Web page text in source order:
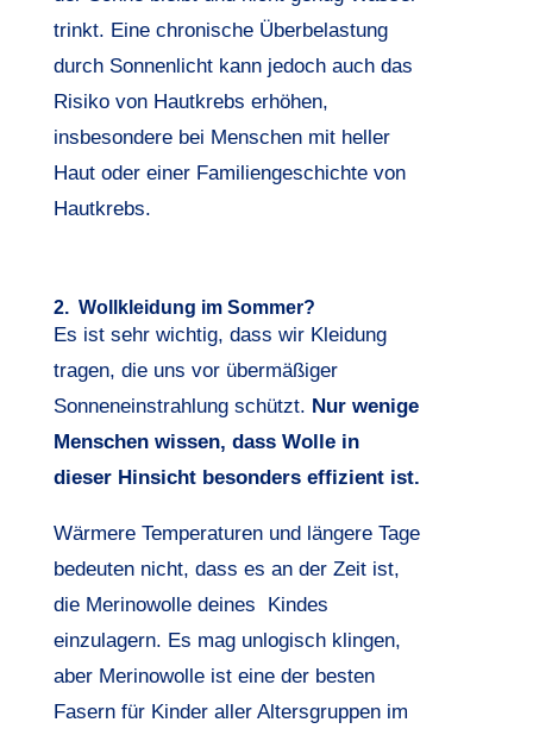
trinkt. Eine chronische Überbelastung
durch Sonnenlicht kann jedoch auch das
Risiko von Hautkrebs erhöhen,
insbesondere bei Menschen mit heller
Haut oder einer Familiengeschichte von
Hautkrebs.
2. Wollkleidung im Sommer?
Es ist sehr wichtig, dass wir Kleidung
tragen, die uns vor übermäßiger
Sonneneinstrahlung schützt. Nur wenige
Menschen wissen, dass Wolle in
dieser Hinsicht besonders effizient ist.
Wärmere Temperaturen und längere Tage
bedeuten nicht, dass es an der Zeit ist,
die Merinowolle deines Kindes
einzulagern. Es mag unlogisch klingen,
aber Merinowolle ist eine der besten
Fasern für Kinder aller Altersgruppen im